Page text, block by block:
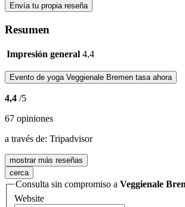
Envía tu propia reseña
Resumen
Impresión general 4,4
Evento de yoga Veggienale Bremen tasa ahora
4,4 /5
67 opiniones
a través de: Tripadvisor
mostrar más reseñas
cerca
Consulta sin compromiso a Veggienale
Website